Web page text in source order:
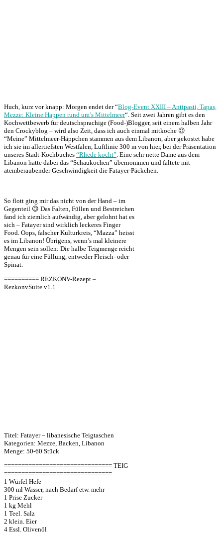
Huch, kurz vor knapp: Morgen endet der “Blog-Event XXIII – Antipasti, Tapas,
Mezze: Kleine Happen rund um’s Mittelmeer“. Seit zwei Jahren gibt es den
Kochwettbewerb für deutschsprachige (Food-)Blogger, seit einem halben Jahr
den Crockyblog – wird also Zeit, dass ich auch einmal mitkoche 😉
“Meine” Mittelmeer-Häppchen stammen aus dem Libanon, aber gekostet habe
ich sie im allertiefsten Westfalen, Luftlinie 300 m von hier, bei der Präsentation
unseres Stadt-Kochbuches “Rhede kocht” . Eine sehr nette Dame aus dem
Libanon hatte dabei das “Schaukochen” übernommen und faltete mit
atemberaubender Geschwindigkeit die Fatayer-Päckchen.
So flott ging mir das nicht von der Hand – im
Gegenteil 😉 Das Falten, Füllen und Bestreichen
fand ich ziemlich aufwändig, aber gelohnt hat es
sich – Fatayer sind wirklich leckeres Finger
Food. Oops, falscher Kulturkreis, “Mazza” heisst
es im Libanon! Übrigens, wenn’s mal kleinere
Mengen sein sollen: Die halbe Teigmenge reicht
genau für eine Füllung, entweder Fleisch- oder
Spinat.
========== REZKONV-Rezept –
RezkonvSuite v1.1
Titel: Fatayer – libanesische Teigtaschen
Kategorien: Mezze, Backen, Libanon
Menge: 50-60 Stück
=============================== TEIG
===============================
1 Würfel Hefe
300 ml Wasser, nach Bedarf etw. mehr
1 Prise Zucker
1 kg Mehl
1 Teel. Salz
2 klein. Eier
4 Essl. Olivenöl